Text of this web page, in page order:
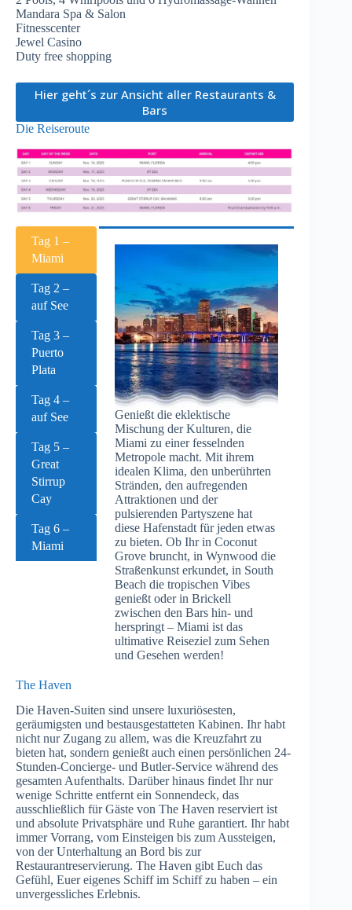
Mandara Spa & Salon
Fitnesscenter
Jewel Casino
Duty free shopping
Hier geht´s zur Ansicht aller Restaurants &
Bars
Die Reiseroute
Tag 1 –
Miami
Tag 2 –
auf See
Tag 3 –
Puerto
Plata
Tag 4 –
auf See
Tag 5 –
Great
Stirrup
Cay
Tag 6 –
Miami
Genießt die eklektische
Mischung der Kulturen, die
Miami zu einer fesselnden
Metropole macht. Mit ihrem
idealen Klima, den unberührten
Stränden, den aufregenden
Attraktionen und der
pulsierenden Partyszene hat
diese Hafenstadt für jeden etwas
zu bieten. Ob Ihr in Coconut
Grove bruncht, in Wynwood die
Straßenkunst erkundet, in South
Beach die tropischen Vibes
genießt oder in Brickell
zwischen den Bars hin- und
herspringt – Miami ist das
ultimative Reiseziel zum Sehen
und Gesehen werden!
The Haven
Die Haven-Suiten sind unsere luxuriösesten,
geräumigsten und bestausgestatteten Kabinen. Ihr habt
nicht nur Zugang zu allem, was die Kreuzfahrt zu
bieten hat, sondern genießt auch einen persönlichen 24-
Stunden-Concierge- und Butler-Service während des
gesamten Aufenthalts. Darüber hinaus findet Ihr nur
wenige Schritte entfernt ein Sonnendeck, das
ausschließlich für Gäste von The Haven reserviert ist
und absolute Privatsphäre und Ruhe garantiert. Ihr habt
immer Vorrang, vom Einsteigen bis zum Aussteigen,
von der Unterhaltung an Bord bis zur
Restaurantreservierung. The Haven gibt Euch das
Gefühl, Euer eigenes Schiff im Schiff zu haben – ein
unvergessliches Erlebnis.